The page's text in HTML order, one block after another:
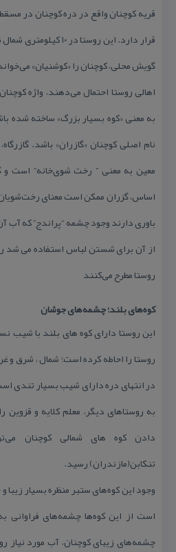
قریه كوچنان واقع در دره كوچنان در
قرار دارد. این روستا
گویش محلی، كوچنان را «كوشنیان»
اهالی روستا احتمال می‌دهند، واژه
به معنی «كوه‌ بسیار بزرگ» ساخته شده
نام اصلی كوچنان «گازران» باشد.
معین به معنی ” رخت شوی‌خانه” است و
اساس، گزران ممكن است معنای
باوری دارند وجود چشمه “پراندج” كه
از آن برای شستن لباس استفاده می شد
روستا مطرح می‌كنند
كوه‌های بلند؛ چشمه‌های جوشان
این روستا دارای كوه های بلند با
روستا را احاطه كرده است؛ شمال ، شرق و
در انتهای دره دارای شیب بسیار تندی
به روستاهای دیگر، معلم كلایه و
دادن كوه های شمالی كوچنان
تنكابن(مازندران) رسید.
وجود این كوه‌های ستبر منظره بسیار زیبا
است از این كوه‌ها چشمه‌های فراوانی
چشمه‌های زیبای كوچنان، آب مورد نیاز